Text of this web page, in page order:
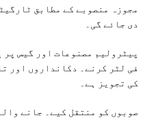
مجوزہ منصوبے کے مطابق
دی جائے گی۔
فی لٹر کرنے۔ دکانداروں اور
کی تجویز ہے۔
صوبوں کو منتقل کیے۔ جانے